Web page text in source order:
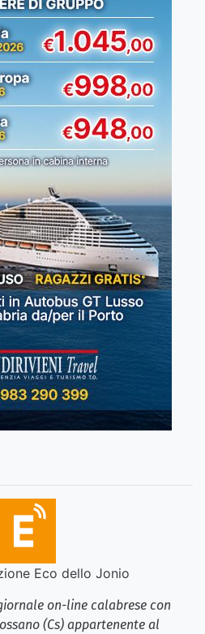
Eco dello Jonio
on-line calabrese con
(Cs) appartenente al